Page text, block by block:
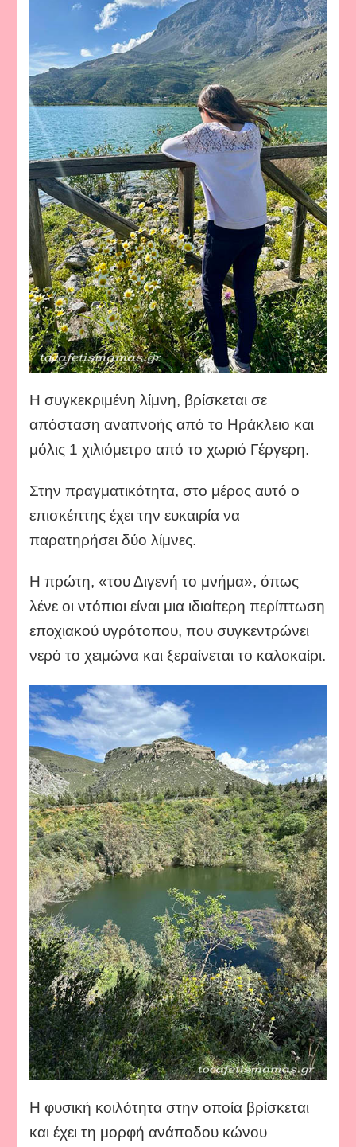
Η συγκεκριμένη λίμνη, βρίσκεται σε
απόσταση αναπνοής από το Ηράκλειο και
μόλις 1 χιλιόμετρο από το χωριό Γέργερη.
Στην πραγματικότητα, στο μέρος αυτό ο
επισκέπτης έχει την ευκαιρία να
παρατηρήσει δύο λίμνες.
Η πρώτη, «του Διγενή το μνήμα», όπως
λένε οι ντόπιοι είναι μια ιδιαίτερη περίπτωση
εποχιακού υγρότοπου, που συγκεντρώνει
νερό το χειμώνα και ξεραίνεται το καλοκαίρι.
Η φυσική κοιλότητα στην οποία βρίσκεται
και έχει τη μορφή ανάποδου κώνου